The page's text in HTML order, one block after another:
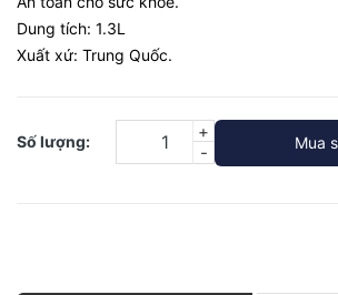
Dung tích: 1.3L
Xuất xứ: Trung Quốc.
Số lượng:
-
+
Mua